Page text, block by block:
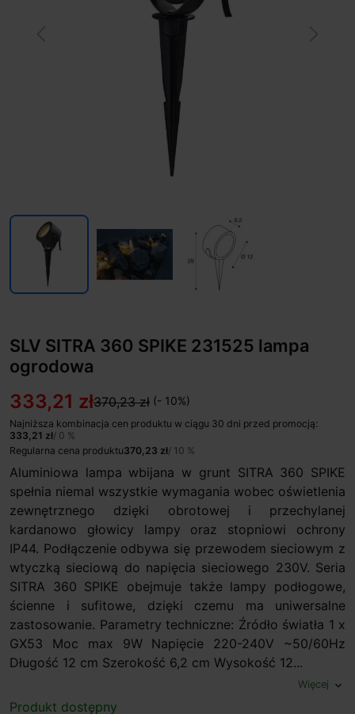
SLV SITRA 360 SPIKE 231525 lampa
ogrodowa
333,21 zł370,23 zł (- 10%)
Najniższa kombinacja cen produktu w ciągu 30 dni przed promocją:
333,21 zł/ 0 %
Regularna cena produktu370,23 zł/ 10 %
Aluminiowa lampa wbijana w grunt SITRA 360 SPIKE
spełnia niemal wszystkie wymagania wobec oświetlenia
zewnętrznego dzięki obrotowej i przechylanej
kardanowo głowicy lampy oraz stopniowi ochrony
IP44. Podłączenie odbywa się przewodem sieciowym z
wtyczką sieciową do napięcia sieciowego 230V. Seria
SITRA 360 SPIKE obejmuje także lampy podłogowe,
ścienne i sufitowe, dzięki czemu ma uniwersalne
zastosowanie. Parametry techniczne: Źródło światła 1 x
GX53 Moc max 9W Napięcie 220-240V ~50/60Hz
Długość 12 cm Szerokość 6,2 cm Wysokość 12...
Więcej expand_more
Produkt dostępny